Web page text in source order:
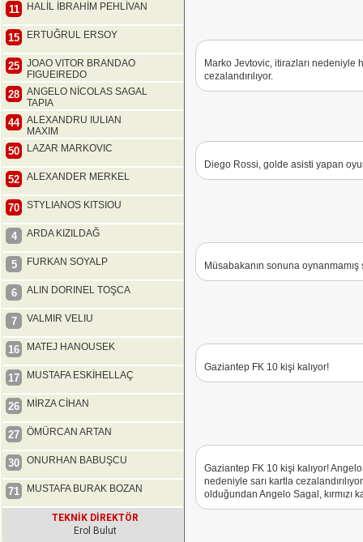
11 HALİL İBRAHİM PEHLİVAN
15 ERTUĞRUL ERSOY
25
JOAO VITOR BRANDAO
FIGUEIREDO
28
ANGELO NİCOLAS SAGAL
TAPIA
44
ALEXANDRU IULIAN
MAXIM
50 LAZAR MARKOVIC
52 ALEXANDER MERKEL
70 STYLIANOS KITSIOU
4 ARDA KIZILDAĞ
5 FURKAN SOYALP
6 ALIN DORINEL TOŞCA
7 VALMIR VELIU
16 MATEJ HANOUSEK
17 MUSTAFA ESKİHELLAÇ
26 MİRZA CİHAN
27 ÖMÜRCAN ARTAN
30 ONURHAN BABUŞCU
71 MUSTAFA BURAK BOZAN
TEKNİK DİREKTÖR
Erol Bulut
Marko Jevtovic, itirazları nedeniyle
cezalandırılıyor.
Diego Rossi, golde asisti yapan
Müsabakanın sonuna
Gaziantep FK 10 kişi kalıyor!
Gaziantep FK 10 kişi kalıyor!
nedeniyle sarı kartla
olduğundan Angelo Sagal, kırmızı